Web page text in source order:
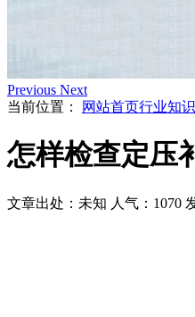
Previous Next
当前位置：
网站首页行业知识
怎样检查定压
文章出处：未知 人气：1070